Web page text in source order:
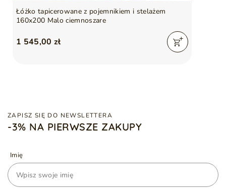
Łóżko tapicerowane z pojemnikiem i stelażem
160x200 Malo ciemnoszare
1 545,00 zł
ZAPISZ SIĘ DO NEWSLETTERA
-3% NA PIERWSZE ZAKUPY
Imię